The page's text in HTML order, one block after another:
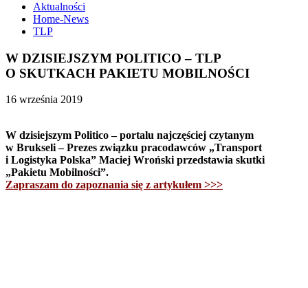
Aktualności
Home-News
TLP
W DZISIEJSZYM POLITICO – TLP
O SKUTKACH PAKIETU MOBILNOŚCI
16 września 2019
W dzisiejszym Politico – portalu najczęściej czytanym
w Brukseli – Prezes związku pracodawców „Transport
i Logistyka Polska” Maciej Wroński przedstawia skutki
„Pakietu Mobilności”.
Zapraszam do zapoznania się z artykułem >>>